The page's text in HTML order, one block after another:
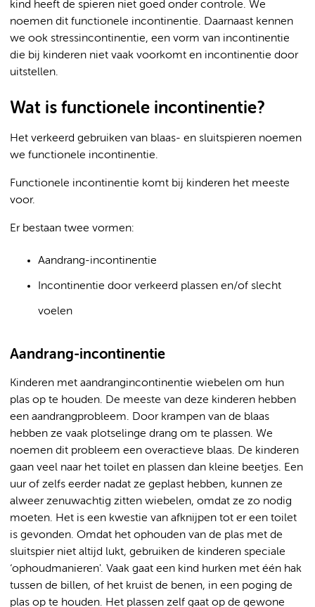
kind heeft de spieren niet goed onder controle. We
noemen dit functionele incontinentie. Daarnaast kennen
we ook stressincontinentie, een vorm van incontinentie
die bij kinderen niet vaak voorkomt en incontinentie door
uitstellen.
Wat is functionele incontinentie?
Het verkeerd gebruiken van blaas- en sluitspieren noemen
we functionele incontinentie.
Functionele incontinentie komt bij kinderen het meeste
voor.
Er bestaan twee vormen:
Aandrang-incontinentie
Incontinentie door verkeerd plassen en/of slecht
voelen
Aandrang-incontinentie
Kinderen met aandrangincontinentie wiebelen om hun
plas op te houden. De meeste van deze kinderen hebben
een aandrangprobleem. Door krampen van de blaas
hebben ze vaak plotselinge drang om te plassen. We
noemen dit probleem een overactieve blaas. De kinderen
gaan veel naar het toilet en plassen dan kleine beetjes. Een
uur of zelfs eerder nadat ze geplast hebben, kunnen ze
alweer zenuwachtig zitten wiebelen, omdat ze zo nodig
moeten. Het is een kwestie van afknijpen tot er een toilet
is gevonden. Omdat het ophouden van de plas met de
sluitspier niet altijd lukt, gebruiken de kinderen speciale
‘ophoudmanieren'. Vaak gaat een kind hurken met één hak
tussen de billen, of het kruist de benen, in een poging de
plas op te houden. Het plassen zelf gaat op de gewone